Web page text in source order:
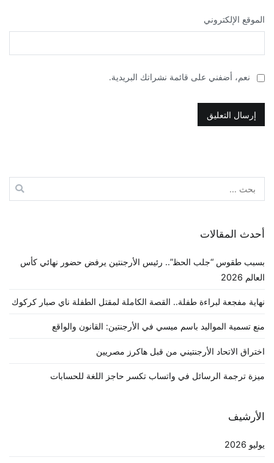
الموقع الإلكتروني
نعم، أضفني على قائمة نشراتك البريدية.
عن:
أحدث المقالات
بسبب طقوس “جلب الحظ”.. رئيس الأرجنتين يرفض حضور نهائي كأس
العالم 2026
نهاية مفجعة لبراءة طفلة.. القصة الكاملة لمقتل الطفلة ناي صبار كركوك
منع تسمية المواليد باسم ميسي في الأرجنتين: القانون والواقع
اختراق الاتحاد الأرجنتيني من قبل هاكرز مصريين
ميزة ترجمة الرسائل في واتساب تكسر حاجز اللغة للحسابات
الأرشيف
يوليو 2026